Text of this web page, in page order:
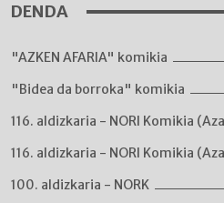
DENDA
"AZKEN AFARIA" komikia
"Bidea da borroka" komikia
116. aldizkaria - NORI Komikia
116. aldizkaria - NORI Komikia
100. aldizkaria - NORK